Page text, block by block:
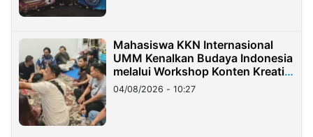
Mahasiswa KKN Internasional
UMM Kenalkan Budaya Indonesia
melalui Workshop Konten Kreatif
di Taiwan
04/08/2026 - 10:27